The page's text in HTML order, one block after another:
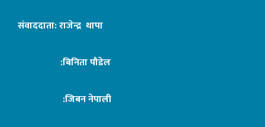
संवाददाता: राजेन्द्र थापा
:बिनिता पौडेल
:जिबन नेपाली